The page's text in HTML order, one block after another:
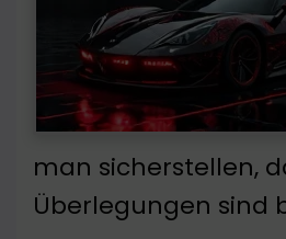
man sicherstellen,
Überlegungen sind